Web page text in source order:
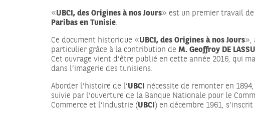
«UBCI, des Origines à nos Jours» est un premier travail
Paribas en Tunisie.
Ce document historique «UBCI, des Origines à nos Jours»,
particulier grâce à la contribution de M. Geoffroy DE
Cet ouvrage vient d’être publié en cette année 2016, qui
dans l’imagerie des tunisiens.
Aborder l’histoire de l’UBCI nécessite de remonter en
suivie par l’ouverture de la Banque Nationale pour le
Commerce et l’Industrie (UBCI) en décembre 1961,